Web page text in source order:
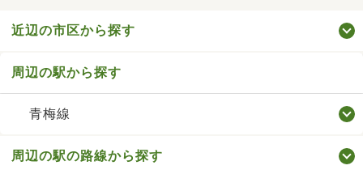
近辺の市区から探す
周辺の駅から探す
青梅線
周辺の駅の路線から探す